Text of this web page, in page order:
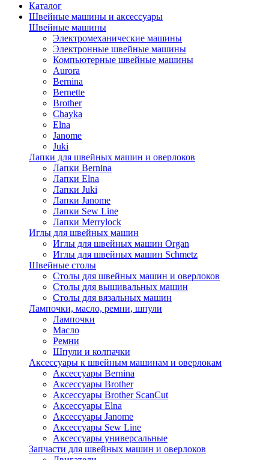
Каталог
Швейные машины и аксессуары
Швейные машины
Электромеханические машины
Электронные швейные машины
Компьютерные швейные машины
Aurora
Bernina
Bernette
Brother
Chayka
Elna
Janome
Juki
Лапки для швейных машин и оверлоков
Лапки Bernina
Лапки Elna
Лапки Juki
Лапки Janome
Лапки Sew Line
Лапки Merrylock
Иглы для швейных машин
Иглы для швейных машин Organ
Иглы для швейных машин Schmetz
Швейные столы
Столы для швейных машин и оверлоков
Столы для вышивальных машин
Столы для вязальных машин
Лампочки, масло, ремни, шпули
Лампочки
Масло
Ремни
Шпули и колпачки
Аксессуары к швейным машинам и оверлокам
Аксессуары Bernina
Аксессуары Brother
Аксессуары Brother ScanCut
Аксессуары Elna
Аксессуары Janome
Аксессуары Sew Line
Аксессуары универсальные
Запчасти для швейных машин и оверлоков